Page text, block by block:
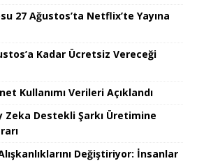
27 Ağustos’ta Netflix’te Yayına
Kadar Ücretsiz Vereceği
Kullanımı Verileri Açıklandı
Zeka Destekli Şarkı Üretimine
Değiştiriyor: İnsanlar